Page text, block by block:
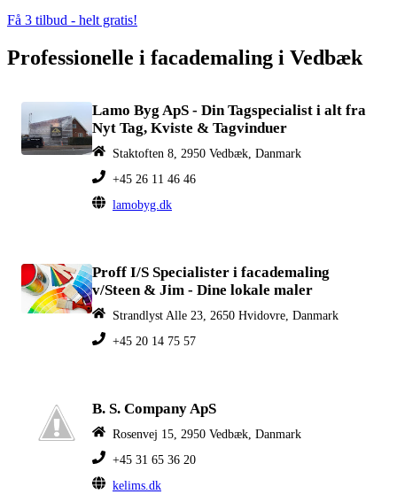
Få 3 tilbud - helt gratis!
Professionelle i facademaling i Vedbæk
Lamo Byg ApS - Din Tagspecialist i alt fra
Nyt Tag, Kviste & Tagvinduer
Staktoften 8, 2950 Vedbæk, Danmark
+45 26 11 46 46
lamobyg.dk
Proff I/S Specialister i facademaling
v/Steen & Jim - Dine lokale maler
Strandlyst Alle 23, 2650 Hvidovre, Danmark
+45 20 14 75 57
B. S. Company ApS
Rosenvej 15, 2950 Vedbæk, Danmark
+45 31 65 36 20
kelims.dk